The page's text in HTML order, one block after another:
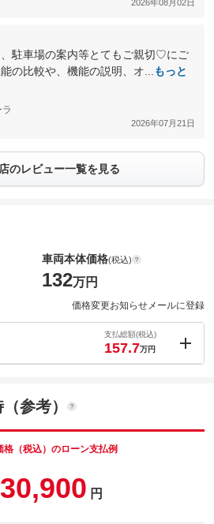
2026年08月02日
駐車場の案内等とてもご親切♡にご
の比較や、機能の説明、オ...
もっと
2026年07月21日
のレビュー一覧を見る
車両本体価格(税込)
132万円
価格変更お知らせメールに登録
支払総額(税込)
157.7万円
参考）
格（税込）のローン支払例
30,900 円